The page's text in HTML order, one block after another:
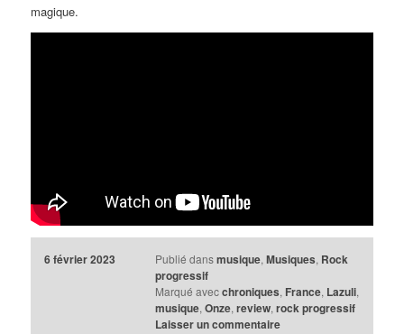
magique.
6 février 2023 Publié dans musique, Musiques, Rock
progressif
Marqué avec chroniques, France, Lazuli,
musique, Onze, review, rock progressif
Laisser un commentaire